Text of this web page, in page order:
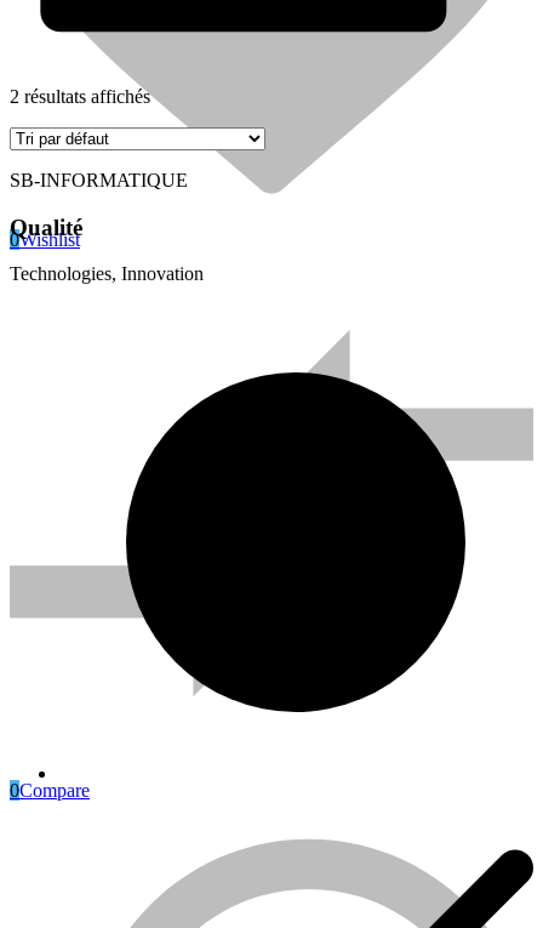
0Wishlist
0Compare
2 résultats affichés
SB-INFORMATIQUE
Qualité
Technologies, Innovation